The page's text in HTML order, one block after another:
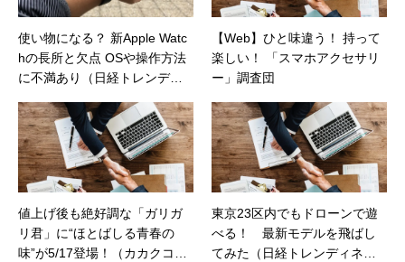
使い物になる？ 新Apple Watc
hの長所と欠点 OSや操作方法
に不満あり（日経トレンディ
【Web】ひと味違う！ 持って
楽しい！ 「スマホアクセサリ
ー」調査団
値上げ後も絶好調な「ガリガ
リ君」に“ほとばしる青春の
味”が5/17登場！（カカクコム
東京23区内でもドローンで遊
べる！ 最新モデルを飛ばし
てみた（日経トレンディネッ